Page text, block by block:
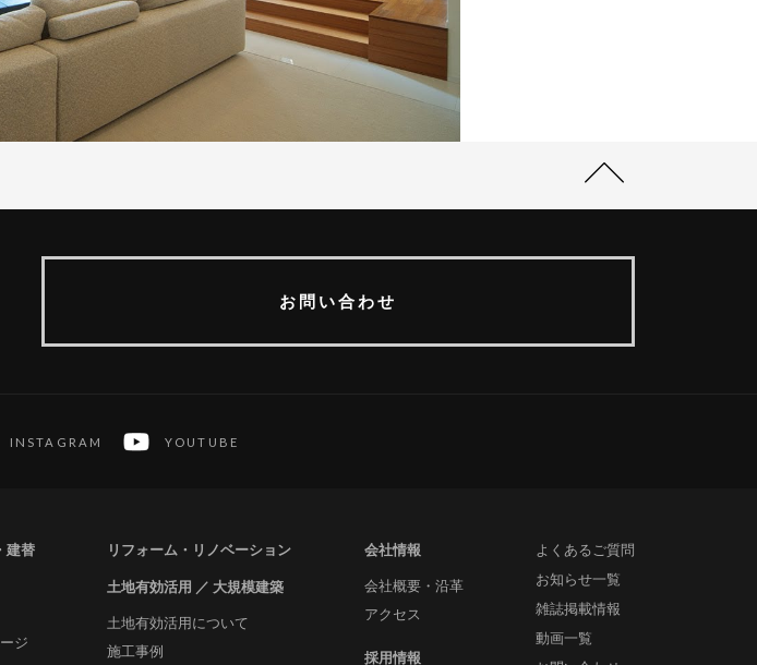
お問い合わせ
INSTAGRAM YOUTUBE
建替
ジ
リフォーム・リノベーション
土地有効活用 ／ 大規模建築
土地有効活用について
施工事例
会社情報
会社概要・沿革
アクセス
採用情報
よくあるご質問
お知らせ一覧
雑誌掲載情報
動画一覧